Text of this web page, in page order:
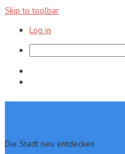
Skip to toolbar
Log in
Die Stadt neu entdecken